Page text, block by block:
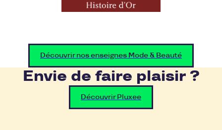
Découvrir nos enseignes Mode & Beauté
Envie de faire plaisir ?
Découvrir Pluxee